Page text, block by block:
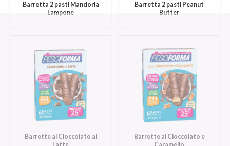
Barretta 2 pasti Mandorla
Lampone
Barretta 2 pasti Peanut
Butter
Barrette al Cioccolato al
Barrette al Cioccolato e